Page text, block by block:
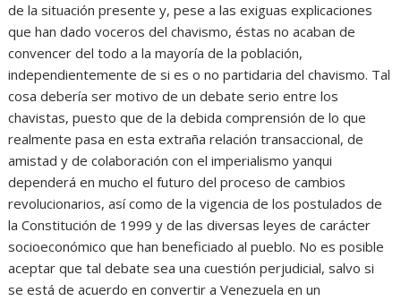
de la situación presente y, pese a las exiguas explicaciones
que han dado voceros del chavismo, éstas no acaban de
convencer del todo a la mayoría de la población,
independientemente de si es o no partidaria del chavismo. Tal
cosa debería ser motivo de un debate serio entre los
chavistas, puesto que de la debida comprensión de lo que
realmente pasa en esta extraña relación transaccional, de
amistad y de colaboración con el imperialismo yanqui
dependerá en mucho el futuro del proceso de cambios
revolucionarios, así como de la vigencia de los postulados de
la Constitución de 1999 y de las diversas leyes de carácter
socioeconómico que han beneficiado al pueblo. No es posible
aceptar que tal debate sea una cuestión perjudicial, salvo si
se está de acuerdo en convertir a Venezuela en un